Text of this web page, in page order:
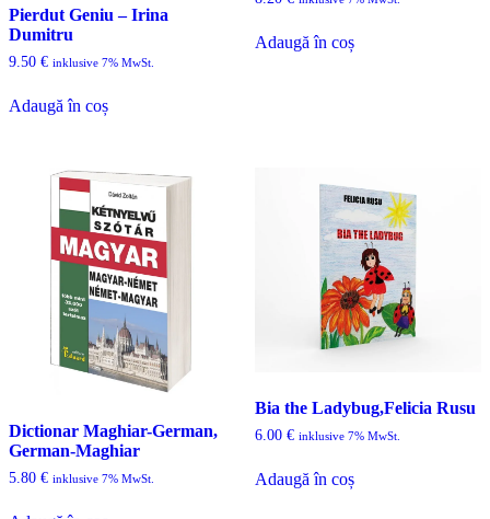
Pierdut Geniu – Irina
Dumitru
9.50 € inklusive 7% MwSt.
Adaugă în coș
Adaugă în coș
Dictionar Maghiar-German,
German-Maghiar
5.80 € inklusive 7% MwSt.
Bia the Ladybug,Felicia Rusu
6.00 € inklusive 7% MwSt.
Adaugă în coș